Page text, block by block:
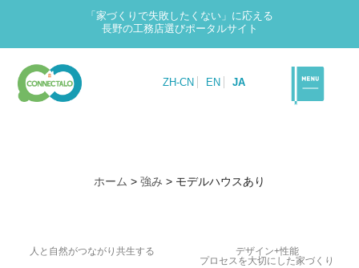
「家づくりで失敗したくない」に応える
長野の工務店選びポータルサイト
ZH-CN EN JA
ホーム > 強み > モデルハウスあり
人と自然がつながり共生する
デザイン+性能
プロセスを大切にした家づくり